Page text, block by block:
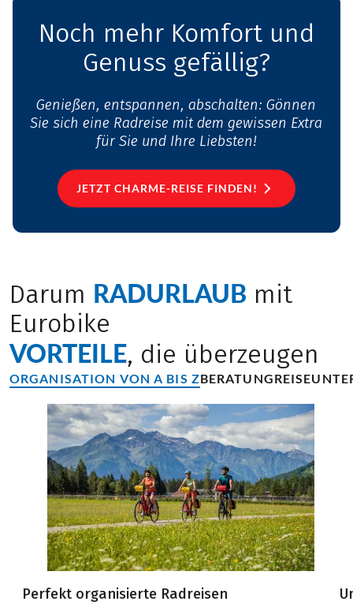
Noch mehr Komfort und
Genuss gefällig?
Genießen, entspannen, abschalten: Gönnen
Sie sich eine Radreise mit dem gewissen Extra
für Sie und Ihre Liebsten!
JETZT CHARME-REISE FINDEN!
Darum RADURLAUB mit
Eurobike
VORTEILE, die überzeugen
ORGANISATION VON A BIS ZBERATUNG
Perfekt organisierte Radreisen